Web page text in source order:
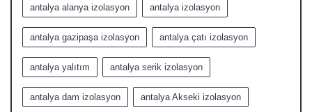
antalya alanya izolasyon antalya izolasyon
antalya gazipaşa izolasyon antalya çatı izolasyon
antalya yalıtım antalya serik izolasyon
antalya dam izolasyon antalya Akseki izolasyon